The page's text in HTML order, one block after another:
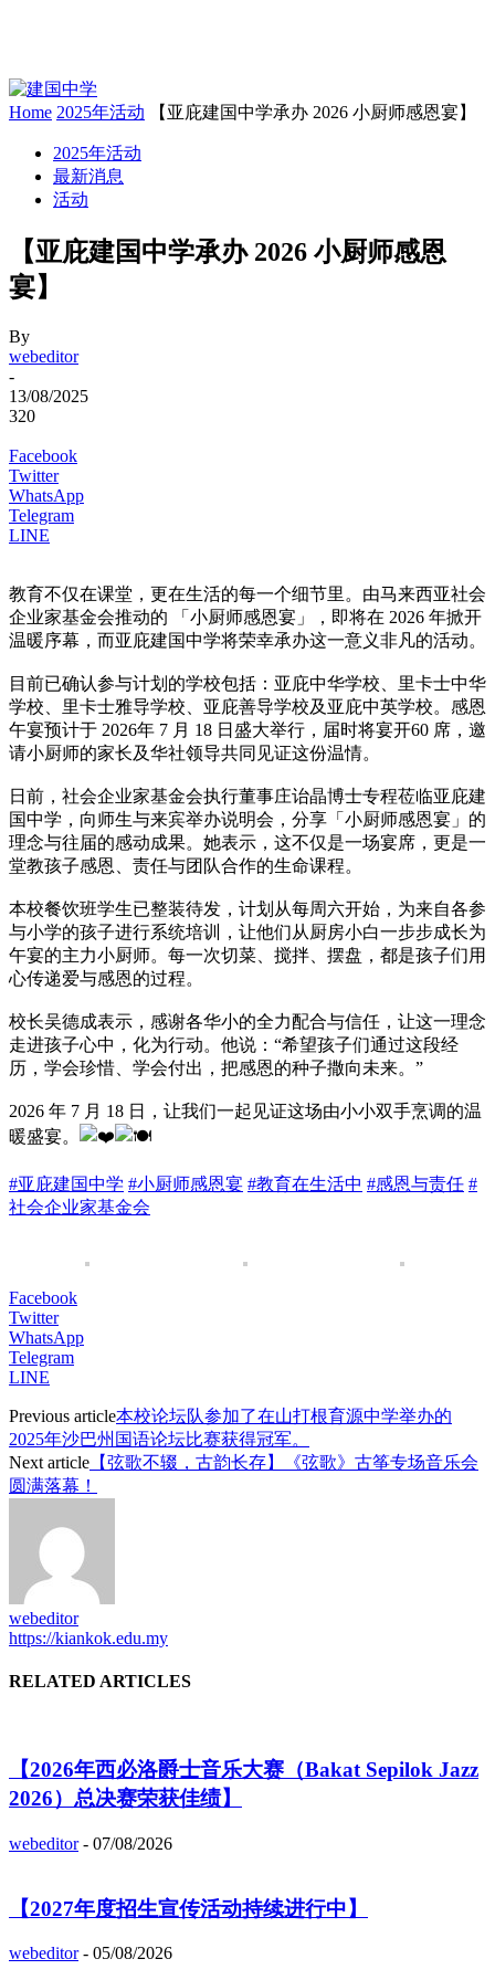
Home 2025年活动 【亚庇建国中学承办 2026 小厨师感恩宴】
2025年活动
最新消息
活动
【亚庇建国中学承办 2026 小厨师感恩
宴】
By
webeditor
-
13/08/2025
320
Facebook
Twitter
WhatsApp
Telegram
LINE
教育不仅在课堂，更在生活的每一个细节里。由马来西亚社会
企业家基金会推动的 「小厨师感恩宴」，即将在 2026 年掀开
温暖序幕，而亚庇建国中学将荣幸承办这一意义非凡的活动。
目前已确认参与计划的学校包括：亚庇中华学校、里卡士中华
学校、里卡士雅导学校、亚庇善导学校及亚庇中英学校。感恩
午宴预计于 2026年 7 月 18 日盛大举行，届时将宴开60 席，邀
请小厨师的家长及华社领导共同见证这份温情。
日前，社会企业家基金会执行董事庄诒晶博士专程莅临亚庇建
国中学，向师生与来宾举办说明会，分享「小厨师感恩宴」的
理念与往届的感动成果。她表示，这不仅是一场宴席，更是一
堂教孩子感恩、责任与团队合作的生命课程。
本校餐饮班学生已整装待发，计划从每周六开始，为来自各参
与小学的孩子进行系统培训，让他们从厨房小白一步步成长为
午宴的主力小厨师。每一次切菜、搅拌、摆盘，都是孩子们用
心传递爱与感恩的过程。
校长吴德成表示，感谢各华小的全力配合与信任，让这一理念
走进孩子心中，化为行动。他说：“希望孩子们通过这段经
历，学会珍惜、学会付出，把感恩的种子撒向未来。”
2026 年 7 月 18 日，让我们一起见证这场由小小双手烹调的温
暖盛宴。
#亚庇建国中学 #小厨师感恩宴 #教育在生活中 #感恩与责任 #
社会企业家基金会
Facebook
Twitter
WhatsApp
Telegram
LINE
Previous article本校论坛队参加了在山打根育源中学举办的
2025年沙巴州国语论坛比赛获得冠军。
Next article 【弦歌不辍，古韵长存】《弦歌》古筝专场音乐会
圆满落幕！
webeditor
https://kiankok.edu.my
RELATED ARTICLES
【2026年西必洛爵士音乐大赛（Bakat Sepilok Jazz
2026）总决赛荣获佳绩】
webeditor - 07/08/2026
【2027年度招生宣传活动持续进行中】
webeditor - 05/08/2026